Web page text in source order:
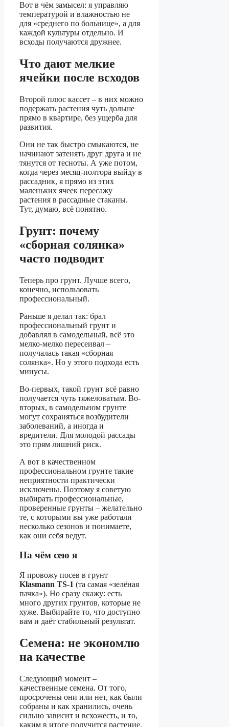
Вот в чём замысел: я управляю
температурой и влажностью не
для «среднего по больнице», а для
каждой культуры отдельно. И
всходы получаются дружнее.
Что дают мелкие
ячейки после всходов
Второй плюс кассет – в них можно
подержать растения чуть дольше
прямо в квартире, без ущерба для
развития.
Они не так быстро смыкаются, не
начинают затенять друг друга и не
тянутся от тесноты. А уже потом,
когда через месяц-полтора выйду в
рассадник, я прямо из этих
маленьких ячеек пересажу
растения в рассадные стаканы.
Тут, думаю, всё понятно.
Грунт: почему
«сборная солянка»
часто подводит
Теперь про грунт. Лучше всего,
конечно, использовать
профессиональный.
Раньше я делал так: брал
профессиональный грунт и
добавлял в самодельный, всё это
мелко-мелко пересеивал –
получалась такая «сборная
солянка». Но у этого подхода есть
минусы.
Во-первых, такой грунт всё равно
получается чуть тяжеловатым. Во-
вторых, в самодельном грунте
могут сохраняться возбудители
заболеваний, а иногда и
вредители. Для молодой рассады
это прям лишний риск.
А вот в качественном
профессиональном грунте такие
неприятности практически
исключены. Поэтому я советую
выбирать профессиональные,
проверенные грунты – желательно
те, с которыми вы уже работали
несколько сезонов и понимаете,
как они себя ведут.
На чём сею я
Я провожу посев в грунт
Klasmann TS-1 (та самая «зелёная
пачка»). Но сразу скажу: есть
много других грунтов, которые не
хуже. Выбирайте то, что доступно
вам и даёт стабильный результат.
Семена: не экономлю
на качестве
Следующий момент –
качественные семена. От того,
просрочены они или нет, как были
собраны и как хранились, очень
сильно зависит и всхожесть, и то,
каким в итоге получится растение.